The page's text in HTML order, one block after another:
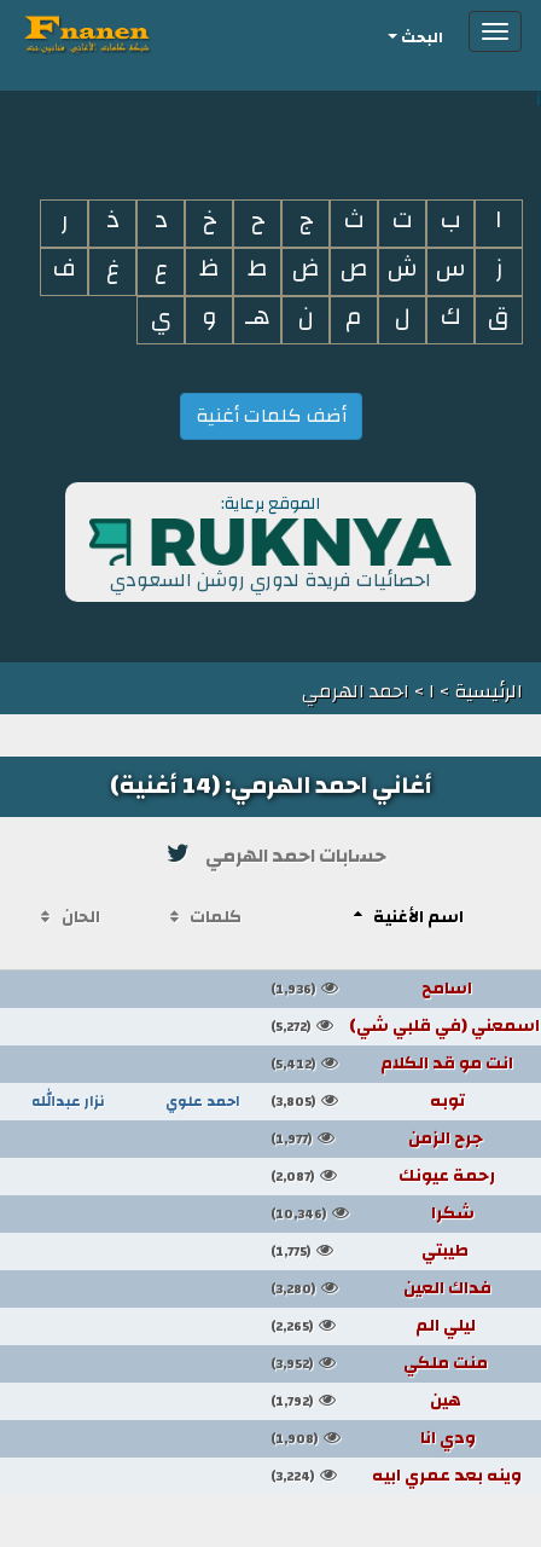
i
Toggleالبحث
ا ب ت ث ج ح خ د ذ
ر
ز
س ش ص ض ط ظ ع غ
ف
ق
ك ل م ن هـ و ي
أضف كلمات أغنية
الموقع برعاية:
احصائيات فريدة لدوري روشن السعودي
الرئيسية> ا> احمد الهرمي
أغاني احمد الهرمي: (14 أغنية)
حسابات احمد الهرمي
اسم الأغنية كلمات الحان
اسامح (1,936)
اسمعني (في قلبي شي) (5,272)
انت مو قد الكلام (5,412)
توبه (3,805) احمد علوي نزار عبدالله
جرح الزمن (1,977)
رحمة عيونك (2,087)
شكرا (10,346)
طيبتي (1,775)
فداك العين (3,280)
ليلي الم (2,265)
منت ملكي (3,952)
هين (1,792)
ودي انا (1,908)
وينه بعد عمري ابيه (3,224)